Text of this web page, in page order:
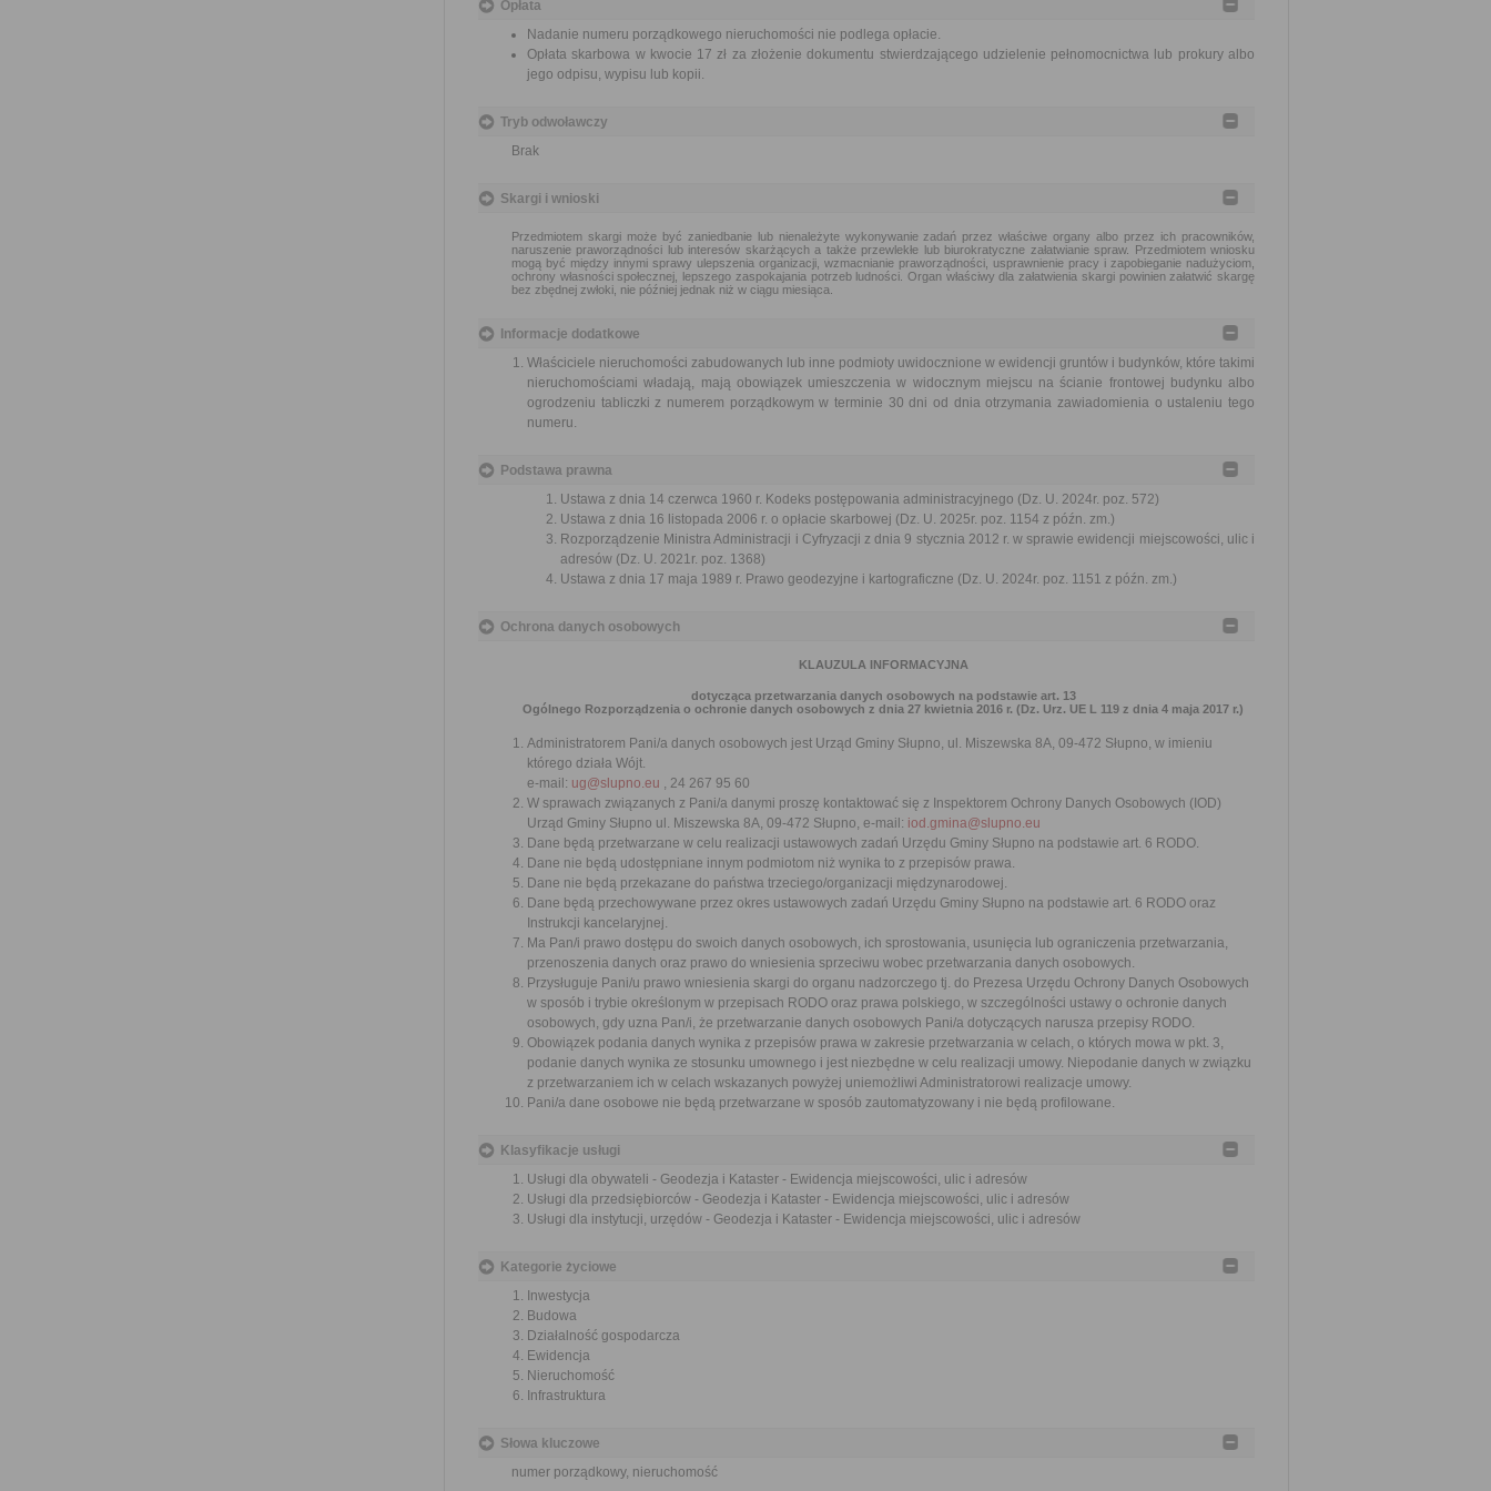
Opłata
Nadanie numeru porządkowego nieruchomości nie podlega opłacie.
Opłata skarbowa w kwocie 17 zł za złożenie dokumentu stwierdzającego udzielenie pełnomocnictwa lub prokury albo
jego odpisu, wypisu lub kopii.
Tryb odwoławczy
Brak
Skargi i wnioski
Przedmiotem skargi może być zaniedbanie lub nienależyte wykonywanie zadań przez właściwe organy albo przez ich pracowników,
naruszenie praworządności lub interesów skarżących a także przewlekłe lub biurokratyczne załatwianie spraw. Przedmiotem wniosku
mogą być między innymi sprawy ulepszenia organizacji, wzmacnianie praworządności, usprawnienie pracy i zapobieganie nadużyciom,
ochrony własności społecznej, lepszego zaspokajania potrzeb ludności. Organ właściwy dla załatwienia skargi powinien załatwić skargę
bez zbędnej zwłoki, nie później jednak niż w ciągu miesiąca.
Informacje dodatkowe
Właściciele nieruchomości zabudowanych lub inne podmioty uwidocznione w ewidencji gruntów i budynków, które takimi
nieruchomościami władają, mają obowiązek umieszczenia w widocznym miejscu na ścianie frontowej budynku albo
ogrodzeniu tabliczki z numerem porządkowym w terminie 30 dni od dnia otrzymania zawiadomienia o ustaleniu tego
numeru.
Podstawa prawna
Ustawa z dnia 14 czerwca 1960 r. Kodeks postępowania administracyjnego (Dz. U. 2024r. poz. 572)
Ustawa z dnia 16 listopada 2006 r. o opłacie skarbowej (Dz. U. 2025r. poz. 1154 z późn. zm.)
Rozporządzenie Ministra Administracji i Cyfryzacji z dnia 9 stycznia 2012 r. w sprawie ewidencji miejscowości, ulic i
adresów (Dz. U. 2021r. poz. 1368)
Ustawa z dnia 17 maja 1989 r. Prawo geodezyjne i kartograficzne (Dz. U. 2024r. poz. 1151 z późn. zm.)
Ochrona danych osobowych
KLAUZULA INFORMACYJNA
dotycząca przetwarzania danych osobowych na podstawie art. 13
Ogólnego Rozporządzenia o ochronie danych osobowych z dnia 27 kwietnia 2016 r. (Dz. Urz. UE L 119 z dnia 4 maja 2017 r.)
Administratorem Pani/a danych osobowych jest Urząd Gminy Słupno, ul. Miszewska 8A, 09-472 Słupno, w imieniu
którego działa Wójt.
e-mail: ug@slupno.eu , 24 267 95 60
W sprawach związanych z Pani/a danymi proszę kontaktować się z Inspektorem Ochrony Danych Osobowych (IOD)
Urząd Gminy Słupno ul. Miszewska 8A, 09-472 Słupno, e-mail: iod.gmina@slupno.eu
Dane będą przetwarzane w celu realizacji ustawowych zadań Urzędu Gminy Słupno na podstawie art. 6 RODO.
Dane nie będą udostępniane innym podmiotom niż wynika to z przepisów prawa.
Dane nie będą przekazane do państwa trzeciego/organizacji międzynarodowej.
Dane będą przechowywane przez okres ustawowych zadań Urzędu Gminy Słupno na podstawie art. 6 RODO oraz
Instrukcji kancelaryjnej.
Ma Pan/i prawo dostępu do swoich danych osobowych, ich sprostowania, usunięcia lub ograniczenia przetwarzania,
przenoszenia danych oraz prawo do wniesienia sprzeciwu wobec przetwarzania danych osobowych.
Przysługuje Pani/u prawo wniesienia skargi do organu nadzorczego tj. do Prezesa Urzędu Ochrony Danych Osobowych
w sposób i trybie określonym w przepisach RODO oraz prawa polskiego, w szczególności ustawy o ochronie danych
osobowych, gdy uzna Pan/i, że przetwarzanie danych osobowych Pani/a dotyczących narusza przepisy RODO.
Obowiązek podania danych wynika z przepisów prawa w zakresie przetwarzania w celach, o których mowa w pkt. 3,
podanie danych wynika ze stosunku umownego i jest niezbędne w celu realizacji umowy. Niepodanie danych w związku
z przetwarzaniem ich w celach wskazanych powyżej uniemożliwi Administratorowi realizacje umowy.
Pani/a dane osobowe nie będą przetwarzane w sposób zautomatyzowany i nie będą profilowane.
Klasyfikacje usługi
Usługi dla obywateli - Geodezja i Kataster - Ewidencja miejscowości, ulic i adresów
Usługi dla przedsiębiorców - Geodezja i Kataster - Ewidencja miejscowości, ulic i adresów
Usługi dla instytucji, urzędów - Geodezja i Kataster - Ewidencja miejscowości, ulic i adresów
Kategorie życiowe
Inwestycja
Budowa
Działalność gospodarcza
Ewidencja
Nieruchomość
Infrastruktura
Słowa kluczowe
numer porządkowy, nieruchomość